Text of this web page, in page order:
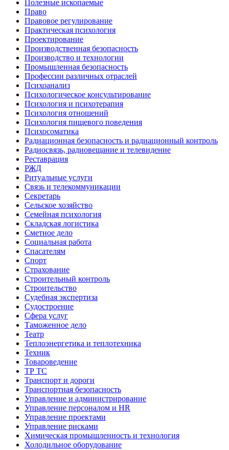
Полезные ископаемые
Право
Правовое регулирование
Практическая психология
Проектирование
Производственная безопасность
Производство и технологии
Промышленная безопасность
Профессии различных отраслей
Психоанализ
Психологическое консультирование
Психология и психотерапия
Психология отношений
Психология пищевого поведения
Психосоматика
Радиационная безопасность и радиационный контроль
Радиосвязь, радиовещание и телевидение
Реставрация
РЖД
Ритуальные услуги
Связь и телекоммуникации
Секретарь
Сельское хозяйство
Семейная психология
Складская логистика
Сметное дело
Социальная работа
Спасателям
Спорт
Страхование
Строительный контроль
Строительство
Судебная экспертиза
Судостроение
Сфера услуг
Таможенное дело
Театр
Теплоэнергетика и теплотехника
Техник
Товароведение
ТР ТС
Транспорт и дороги
Транспортная безопасность
Управление и администрирование
Управление персоналом и HR
Управление проектами
Управление рисками
Химическая промышленность и технология
Холодильное оборудование